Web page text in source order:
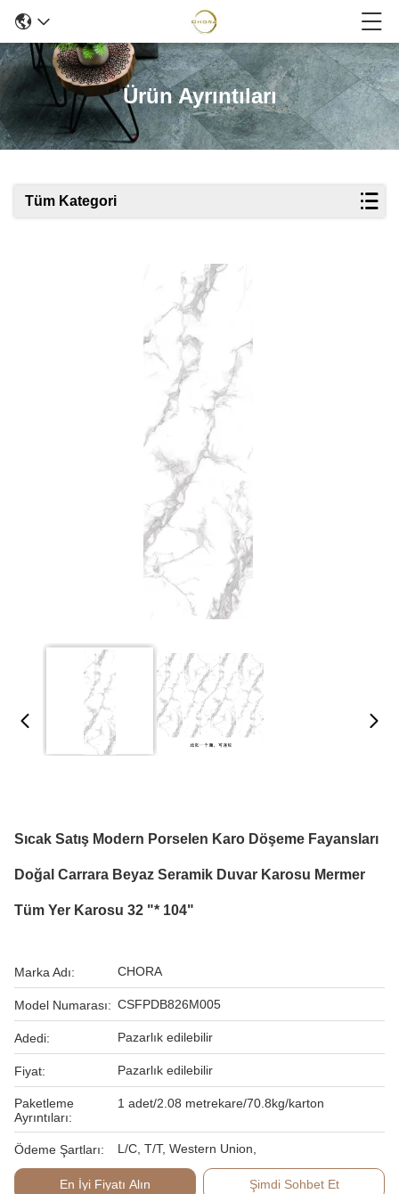
Ürün Ayrıntıları
Tüm Kategori
Sıcak Satış Modern Porselen Karo Döşeme Fayansları
Doğal Carrara Beyaz Seramik Duvar Karosu Mermer
Tüm Yer Karosu 32 "* 104"
Marka Adı: CHORA
Model Numarası: CSFPDB826M005
Adedi: Pazarlık edilebilir
Fiyat: Pazarlık edilebilir
Paketleme
Ayrıntıları:
1 adet/2.08 metrekare/70.8kg/karton
Ödeme Şartları: L/C, T/T, Western Union,
En İyi Fiyatı Alın Şimdi Sohbet Et